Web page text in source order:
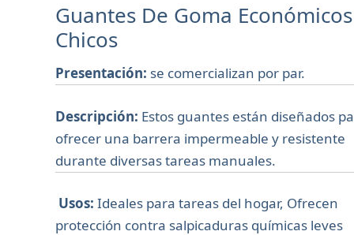
Guantes De Goma Económicos
Chicos
Presentación: se comercializan por par.
Descripción: Estos guantes están diseñados
ofrecer una barrera impermeable y resistente
durante diversas tareas manuales.
Usos: Ideales para tareas del hogar, Ofrecen
protección contra salpicaduras químicas leves
Chicos
cantidad